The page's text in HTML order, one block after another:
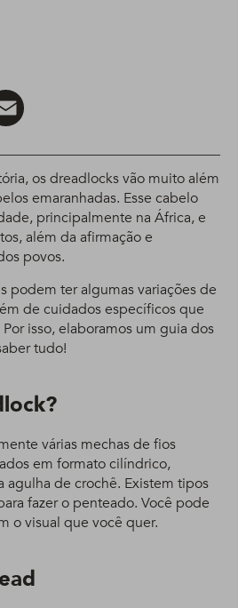
os dreadlocks vão muito além
emaranhadas. Esse cabelo
principalmente na África, e
além da afirmação e
povos.
podem ter algumas variações de
de cuidados específicos que
isso, elaboramos um guia dos
tudo!
várias mechas de fios
em formato cilíndrico,
agulha de crochê. Existem tipos
fazer o penteado. Você pode
o visual que você quer.